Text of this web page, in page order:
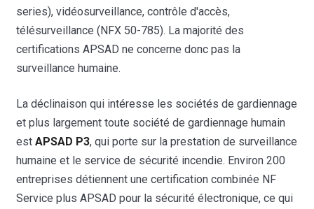
series), vidéosurveillance, contrôle d'accès,
télésurveillance (NFX 50-785). La majorité des
certifications APSAD ne concerne donc pas la
surveillance humaine.
La déclinaison qui intéresse les sociétés de gardiennage
et plus largement toute société de gardiennage humain
estAPSAD P3, qui porte sur la prestation de surveillance
humaine et le service de sécurité incendie. Environ 200
entreprises détiennent une certification combinée NF
Service plus APSAD pour la sécurité électronique, ce qui